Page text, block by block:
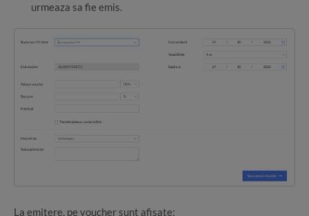
urmeaza sa fie emis.
La emitere, pe voucher sunt afisate: